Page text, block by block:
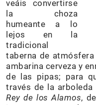
veáis convertirse
la choza
humeante a lo
lejos en la
tradicional
taberna de
ambarina cerveza y
de las pipas; para
través de la arboleda
Rey de los Alamos,